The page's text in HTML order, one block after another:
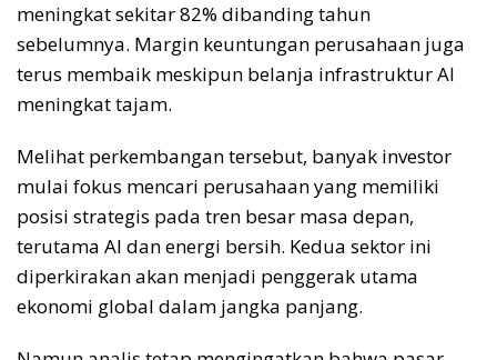
meningkat sekitar 82% dibanding tahun
sebelumnya. Margin keuntungan perusahaan juga
terus membaik meskipun belanja infrastruktur AI
meningkat tajam.
Melihat perkembangan tersebut, banyak investor
mulai fokus mencari perusahaan yang memiliki
posisi strategis pada tren besar masa depan,
terutama AI dan energi bersih. Kedua sektor ini
diperkirakan akan menjadi penggerak utama
ekonomi global dalam jangka panjang.